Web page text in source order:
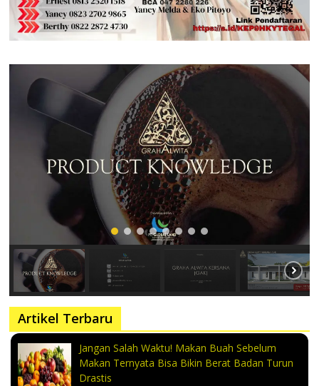
Artikel Terbaru
Jangan Salah Waktu! Makan Buah Sebelum
Makan Ternyata Bisa Bikin Berat Badan Turun
Drastis